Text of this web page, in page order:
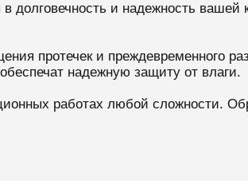
долговечность и надежность вашей
протечек и преждевременного
надежную защиту от влаги.
работах любой сложности.